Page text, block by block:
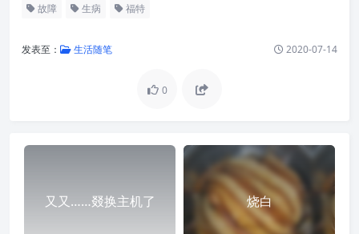
故障 生病 福特
发表至： 生活随笔 2020-07-14
0
又又……叕换主机了 烧白